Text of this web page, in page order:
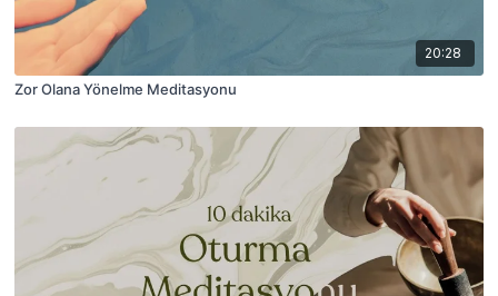
20:28
Zor Olana Yönelme Meditasyonu